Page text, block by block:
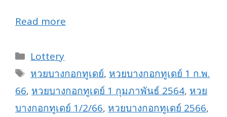
Read more
Categories
Lottery
Tags
หวยบางกอกทูเดย์, หวยบางกอกทูเดย์ 1 ก.พ.
66, หวยบางกอกทูเดย์ 1 กุมภาพันธ์ 2564, หวย
บางกอกทูเดย์ 1/2/66, หวยบางกอกทูเดย์ 2566,